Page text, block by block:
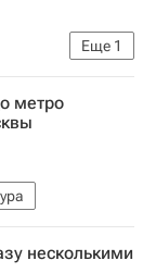
Еще 1
метро
несколькими